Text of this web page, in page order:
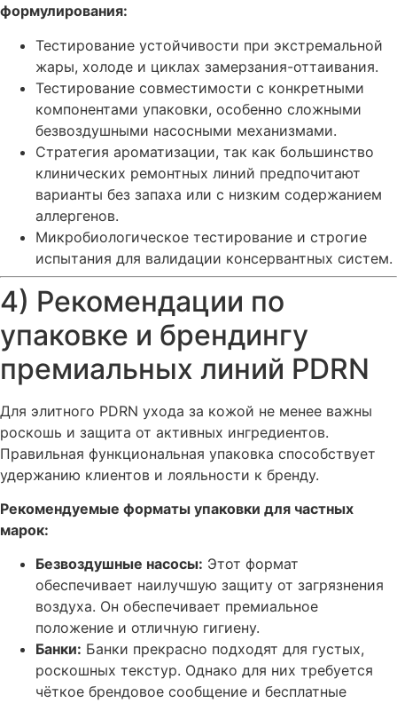
формулирования:
Тестирование устойчивости при экстремальной
жары, холоде и циклах замерзания-оттаивания.
Тестирование совместимости с конкретными
компонентами упаковки, особенно сложными
безвоздушными насосными механизмами.
Стратегия ароматизации, так как большинство
клинических ремонтных линий предпочитают
варианты без запаха или с низким содержанием
аллергенов.
Микробиологическое тестирование и строгие
испытания для валидации консервантных систем.
4) Рекомендации по
упаковке и брендингу
премиальных линий PDRN
Для элитного PDRN ухода за кожой не менее важны
роскошь и защита от активных ингредиентов.
Правильная функциональная упаковка способствует
удержанию клиентов и лояльности к бренду.
Рекомендуемые форматы упаковки для частных
марок:
Безвоздушные насосы: Этот формат
обеспечивает наилучшую защиту от загрязнения
воздуха. Он обеспечивает премиальное
положение и отличную гигиену.
Банки: Банки прекрасно подходят для густых,
роскошных текстур. Однако для них требуется
чёткое брендовое сообщение и бесплатные